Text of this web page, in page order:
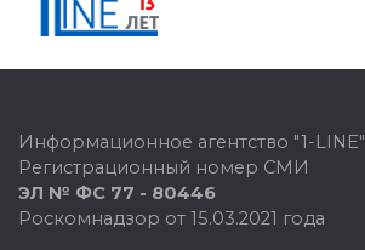
Информационное агентство "1-LINE"
Регистрационный номер СМИ
ЭЛ № ФС 77 - 80446
Роскомнадзор от 15.03.2021 года